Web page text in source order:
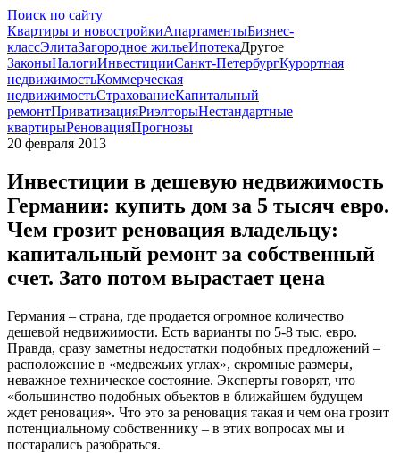
Поиск по сайту
Квартиры и новостройкиАпартаментыБизнес-
классЭлитаЗагородное жильеИпотекаДругое
ЗаконыНалогиИнвестицииСанкт-ПетербургКурортная
недвижимостьКоммерческая
недвижимостьСтрахованиеКапитальный
ремонтПриватизацияРиэлторыНестандартные
квартирыРеновацияПрогнозы
20 февраля 2013
Инвестиции в дешевую недвижимость
Германии: купить дом за 5 тысяч евро.
Чем грозит реновация владельцу:
капитальный ремонт за собственный
счет. Зато потом вырастает цена
Германия – страна, где продается огромное количество
дешевой недвижимости. Есть варианты по 5-8 тыс. евро.
Правда, сразу заметны недостатки подобных предложений –
расположение в «медвежьих углах», скромные размеры,
неважное техническое состояние. Эксперты говорят, что
«большинство подобных объектов в ближайшем будущем
ждет реновация». Что это за реновация такая и чем она грозит
потенциальному собственнику – в этих вопросах мы и
постарались разобраться.